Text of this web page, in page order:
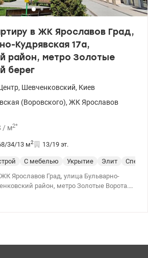
в ЖК Ярославов Град,
Кудрявская 17а,
район, метро Золотые
берег
, Шевченковский, Киев
(Воровского), ЖК Ярославов
/ м2*
34/13 м2 13/19 эт.
С мебелью Укрытие Элит
Ярославов Град, улица Бульварно-
район, метро Золотые Ворота.
дома. Общая площадь 68м2, жилая 34м2,
потолки 3 метра, сигнализация.